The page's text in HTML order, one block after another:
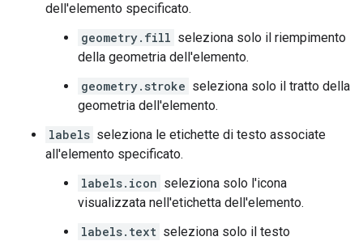
dell'elemento specificato.
geometry.fill seleziona solo il riempimento
della geometria dell'elemento.
geometry.stroke seleziona solo il tratto della
geometria dell'elemento.
labels seleziona le etichette di testo associate
all'elemento specificato.
labels.icon seleziona solo l'icona
visualizzata nell'etichetta dell'elemento.
labels.text seleziona solo il testo